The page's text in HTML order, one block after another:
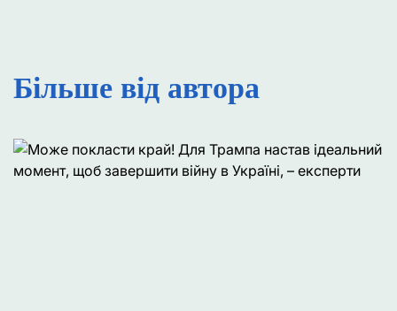
Більше від автора